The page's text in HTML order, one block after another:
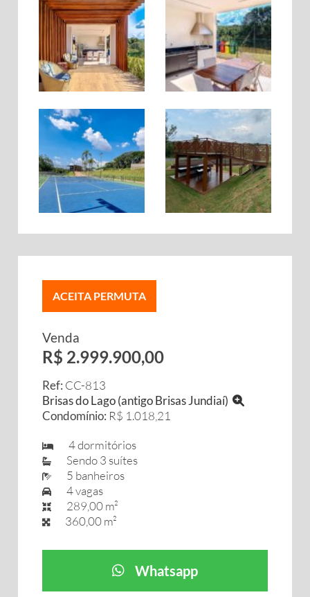
ACEITA PERMUTA
Venda
R$ 2.999.900,00
Ref: CC-813
Brisas do Lago (antigo Brisas Jundiaí)
Condomínio: R$ 1.018,21
4 dormitórios
Sendo 3 suítes
5 banheiros
4 vagas
289,00 m²
360,00 m²
Whatsapp